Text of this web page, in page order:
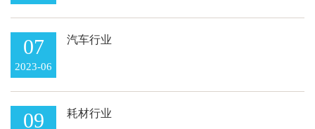
07
2023-06
汽车行业
09 耗材行业